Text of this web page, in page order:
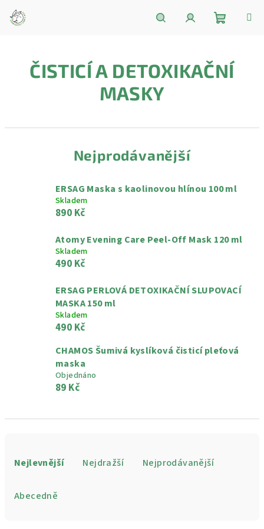
obsah
košík
ČISTICÍ A DETOXIKAČNÍ
MASKY
Nejprodávanější
ERSAG Maska s kaolinovou hlínou 100 ml
Skladem
890 Kč
Atomy Evening Care Peel-Off Mask 120 ml
Skladem
490 Kč
ERSAG PERLOVÁ DETOXIKAČNÍ SLUPOVACÍ
MASKA 150 ml
Skladem
490 Kč
CHAMOS Šumivá kyslíková čisticí pleťová
maska
Objednáno
89 Kč
Nejlevnější Nejdražší Nejprodávanější
Abecedně